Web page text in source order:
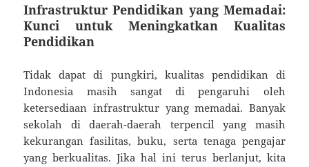
Infrastruktur Pendidikan yang Memadai:
Kunci untuk Meningkatkan Kualitas
Pendidikan
Tidak dapat di pungkiri, kualitas pendidikan di
Indonesia masih sangat di pengaruhi oleh
ketersediaan infrastruktur yang memadai. Banyak
sekolah di daerah-daerah terpencil yang masih
kekurangan fasilitas, buku, serta tenaga pengajar
yang berkualitas. Jika hal ini terus berlanjut, kita